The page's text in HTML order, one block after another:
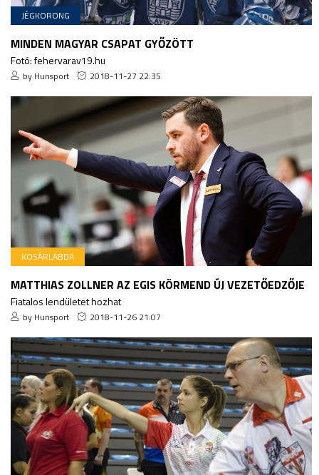
JÉGKORONG
MINDEN MAGYAR CSAPAT GYŐZÖTT
Fotó: fehervarav19.hu
by Hunsport 2018-11-27 22:35
KOSÁRLABDA
MATTHIAS ZOLLNER AZ EGIS KÖRMEND ÚJ VEZETŐEDZŐJE
Fiatalos lendületet hozhat
by Hunsport 2018-11-26 21:07